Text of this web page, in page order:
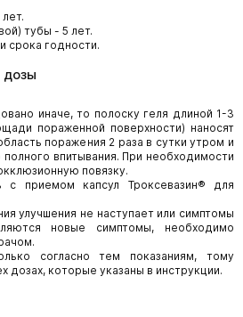
тубы - 5 лет.
срока годности.
дозы
иначе, то полоску геля длиной 1-3
пораженной поверхности) наносят
поражения 2 раза в сутки утром и
впитывания. При необходимости
повязку.
с приемом капсул Троксевазин® для
улучшения не наступает или симптомы
новые симптомы, необходимо
согласно тем показаниям, тому
дозах, которые указаны в инструкции.